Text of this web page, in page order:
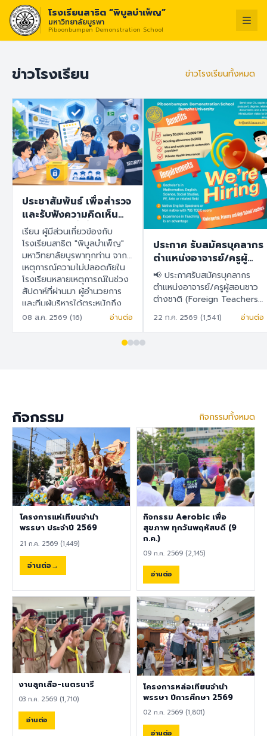
โรงเรียนสาธิต “พิบูลบำเพ็ญ”
มหาวิทยาลัยบูรพา
Piboonbumpen Demonstration School
ข่าวโรงเรียน ข่าวโรงเรียนทั้งหมด
ประชาสัมพันธ์ เพื่อสำรวจ
และรับฟังความคิดเห็น
ของทุกฝ่ายที่เกี่ยวข้องกับ
โรงเรียนสาธิต "พิบูล
บำเพ็ญ" มหาวิทยาลัย
บูรพา เพื่อนำข้อมูลไปใช้
ในการวางแผน พัฒนา
และยกระดับระบบความ
ปลอดภัยของโรงเรียน
อย่างเป็นรูปธรรม
เรียน ผู้มีส่วนเกี่ยวข้องกับ
โรงเรียนสาธิต "พิบูลบำเพ็ญ"
มหาวิทยาลัยบูรพาทุกท่าน จาก
เหตุการณ์ความไม่ปลอดภัยใน
โรงเรียนหลายเหตุการณ์ในช่วง
สัปดาห์ที่ผ่านมา ผู้อำนวยการ
และทีมผู้บริหารได้ตระหนักถึง
ความปลอดภัยในโรงเรียนเป็น
มั่นในการพัฒนาสภาพแวดล้อม
โรงเรียนสาธิต "พิบูลบำเพ็ญ"
มหาวิทยาลัยบูรพา เพื่อนำข้อมูล
ไปใช้ในการ วางแผน พัฒนา
และยกระดับระบบความ
ปลอดภัยของโรงเรียนอย่างเป็น
รูปธรรม ขอความอนุเคราะห์ทุก
ท่านในการทำแบบสำรวจ ภายใน
วันที่ 9 สิงหาคม 2569 เพื่อนำ
ผลการสำรวจไปใช้ดำเนินการต่อ
ไป แบบสำรวจความคิดเห็นด้าน
ความปลอดภัย คลิกที่นี่เพื่อร่วม
แสดงความคิดเห็น ผู้อำนวยการ
ขอขอบคุณทุกความคิดเห็น
เพราะความคิดเห็นของท่านคือ
เสียงสำคัญของการพัฒนา
โรงเรียนอย่างยั่งยืน 8
สิงหาคม 2569
08 ส.ค. 2569 (16) อ่านต่อ
ประกาศ รับสมัครบุคลากร
ตำแหน่งอาจารย์/ครูผู้
สอนชาวต่างชาติ
(Foreign Teachers)
📢 ประกาศรับสมัครบุคลากร
ตำแหน่งอาจารย์/ครูผู้สอนชาว
ต่างชาติ (Foreign Teachers)
โรงเรียนสาธิต "พิบูลบำเพ็ญ"
มหาวิทยาลัยบูรพา 🇹🇭 ภาษา
ไทย โรงเรียนสาธิต "พิบูล
เดือน 30,000 – 40,000
บาท เงินช่วยเหลือค่าที่พัก
6,500 บาท/เดือน สวัสดิการ
การต่ออายุ Visa และ Work
Permit ประกันสุขภาพเอกชน
คุณสมบัติประจำตำแหน่ง สำเร็จ
การศึกษาระดับปริญญาตรี ใน
สาขาวิชาคณิตศาสตร์ ภาษา
อังกฤษ วิทยาศาสตร์
สังคมศึกษา สุขศึกษา/
พลศึกษา ศิลปะ หรือสาขาอื่นที่
เกี่ยวข้อง เป็นผู้ใช้ภาษาอังกฤษ
Speaker) หรือหากไม่ใช่เจ้าของ
ภาษา ต้องมีผลการทดสอบ
ภาษาอังกฤษ TOEIC ไม่ต่ำกว่า
785 คะแนน หากมีประสบการณ์
ด้านการจัดการเรียนการสอนจะ
ได้รับการพิจารณาเป็นพิเศษ
เอกสารประกอบการสมัครและ
การติดต่อ ผู้สนใจสามารถส่ง
ประวัติส่วนตัว (CV), สำเนา
หนังสือเดินทาง (Passport),
สำเนาใบปริญญาบัตร, เอกสาร
ทั้งวิดีโอแนะนำตัวสั้น ๆ (Short
Introduction Video) ได้ที่
22 ก.ค. 2569 (1,541) อ่านต่อ
กิจกรรม กิจกรรมทั้งหมด
โครงการแห่เทียนจำนำ
พรรษา ประจำปี 2569
21 ก.ค. 2569 (1,449)
อ่านต่อ
กิจกรรม Aerobic เพื่อ
สุขภาพ ทุกวันพฤหัสบดี (9
ก.ค.)
09 ก.ค. 2569 (2,145)
อ่านต่อ
งานลูกเสือ-เนตรนารี
03 ก.ค. 2569 (1,710)
อ่านต่อ
โครงการหล่อเทียนจำนำ
พรรษา ปีการศึกษา 2569
02 ก.ค. 2569 (1,801)
อ่านต่อ